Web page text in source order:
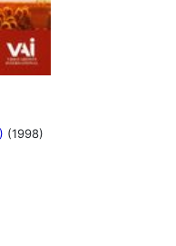
(1998)